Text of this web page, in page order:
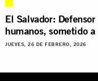
El Salvador:
humanos, sometido
JUEVES, 26 DE FEBRERO, 2026